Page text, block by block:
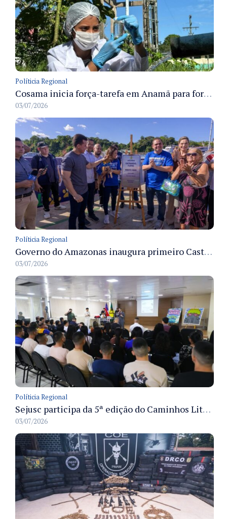
Políticia Regional
Cosama inicia força-tarefa em Anamã para fortalecer abastecimento de água e segurança hídrica da população
03/07/2026
Políticia Regional
Governo do Amazonas inaugura primeiro Castramóvel Fluvial para atendimento veterinário às comunidades ribeirinhas e castração gratuita
03/07/2026
Políticia Regional
Sejusc participa da 5ª edição do Caminhos Literários com foco na cultura hip-hop nas unidades socioeducativas
03/07/2026